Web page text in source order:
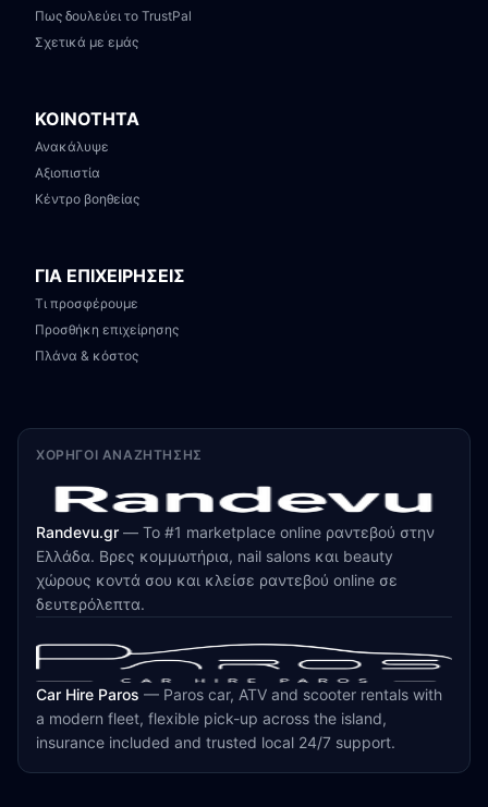
Πως δουλεύει το TrustPal
Σχετικά με εμάς
ΚΟΙΝΟΤΗΤΑ
Ανακάλυψε
Αξιοπιστία
Κέντρο βοηθείας
ΓΙΑ ΕΠΙΧΕΙΡΗΣΕΙΣ
Τι προσφέρουμε
Προσθήκη επιχείρησης
Πλάνα & κόστος
ΧΟΡΗΓΟΊ ΑΝΑΖΉΤΗΣΗΣ
Randevu.gr — Το #1 marketplace online ραντεβού στην
Ελλάδα. Βρες κομμωτήρια, nail salons και beauty
χώρους κοντά σου και κλείσε ραντεβού online σε
δευτερόλεπτα.
Car Hire Paros — Paros car, ATV and scooter rentals with
a modern fleet, flexible pick-up across the island,
insurance included and trusted local 24/7 support.